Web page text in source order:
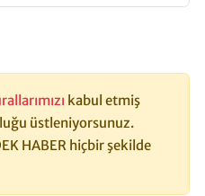
kabul etmiş
üstleniyorsunuz.
HABER hiçbir şekilde